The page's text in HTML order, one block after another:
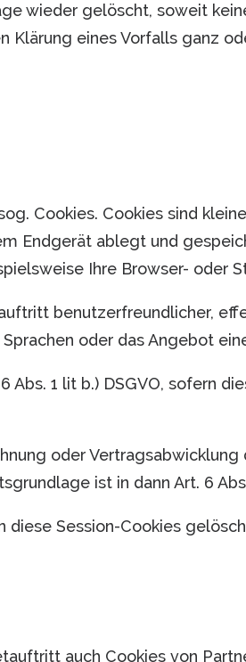
wieder gelöscht, soweit
Klärung eines Vorfalls ganz
Cookies. Cookies sind
Endgerät ablegt und
Ihre Browser- oder
benutzerfreundlicher,
oder das Angebot
1 lit b.) DSGVO, sofern
oder
ist in dann Art. 6
diese Session-Cookies
auch Cookies von